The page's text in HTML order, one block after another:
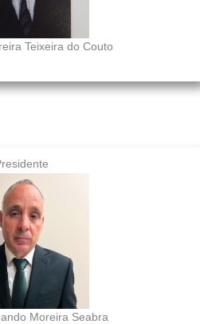
Teixeira do Couto
Moreira Seabra